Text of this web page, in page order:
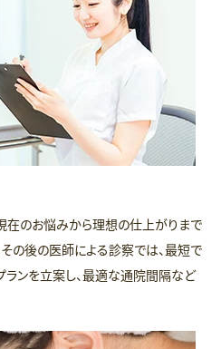
在のお悩みから理想の仕上がりまで
の後の医師による診察では、最短で
ンを立案し、最適な通院間隔など